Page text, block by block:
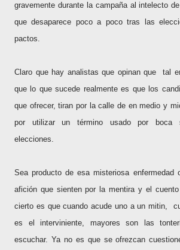
gravemente durante la campaña al intelecto
que desaparece poco a poco tras las
pactos.
Claro que hay analistas que opinan que tal
que lo que sucede realmente es que los
que ofrecer, tiran por la calle de en medio y
por utilizar un término usado por boca
elecciones.
Sea producto de esa misteriosa enfermedad
afición que sienten por la mentira y el
cierto es que cuando acude uno a un mitin,
es el interviniente, mayores son las
escuchar. Ya no es que se ofrezcan